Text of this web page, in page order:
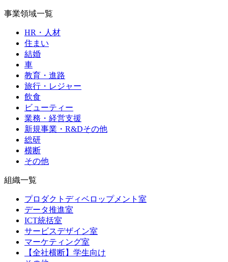
事業領域一覧
HR・人材
住まい
結婚
車
教育・進路
旅行・レジャー
飲食
ビューティー
業務・経営支援
新規事業・R&Dその他
総研
横断
その他
組織一覧
プロダクトディベロップメント室
データ推進室
ICT統括室
サービスデザイン室
マーケティング室
【全社横断】学生向け